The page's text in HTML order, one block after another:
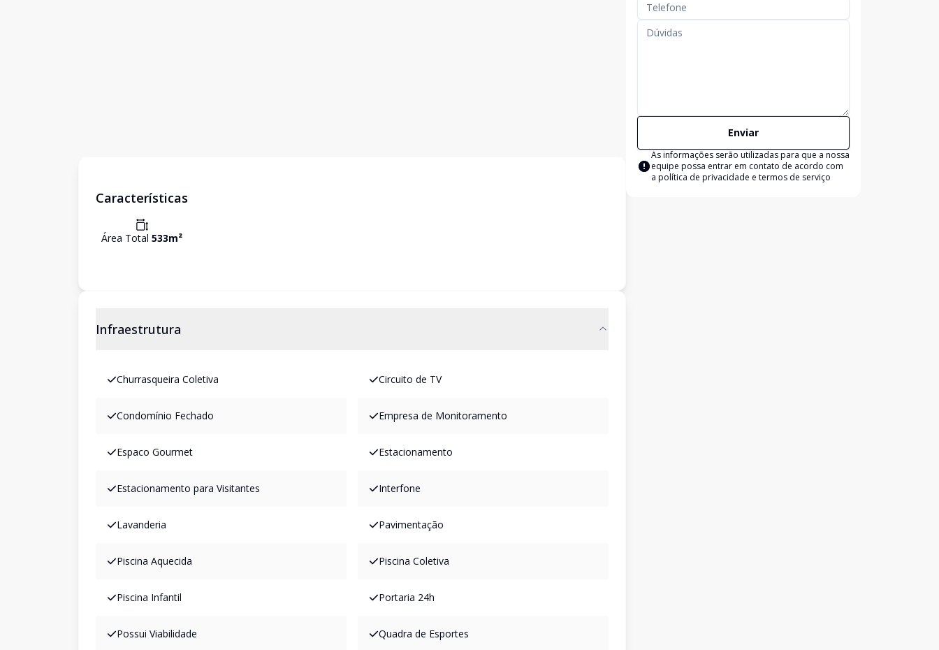
Características
Área Total 533m²
Infraestrutura
Churrasqueira Coletiva Circuito de TV
Condomínio Fechado Empresa de Monitoramento
Espaco Gourmet Estacionamento
Estacionamento para Visitantes Interfone
Lavanderia Pavimentação
Piscina Aquecida Piscina Coletiva
Piscina Infantil Portaria 24h
Possui Viabilidade Quadra de Esportes
Enviar
As informações serão utilizadas para que a nossa
equipe possa entrar em contato de acordo com
a política de privacidade e termos de serviço